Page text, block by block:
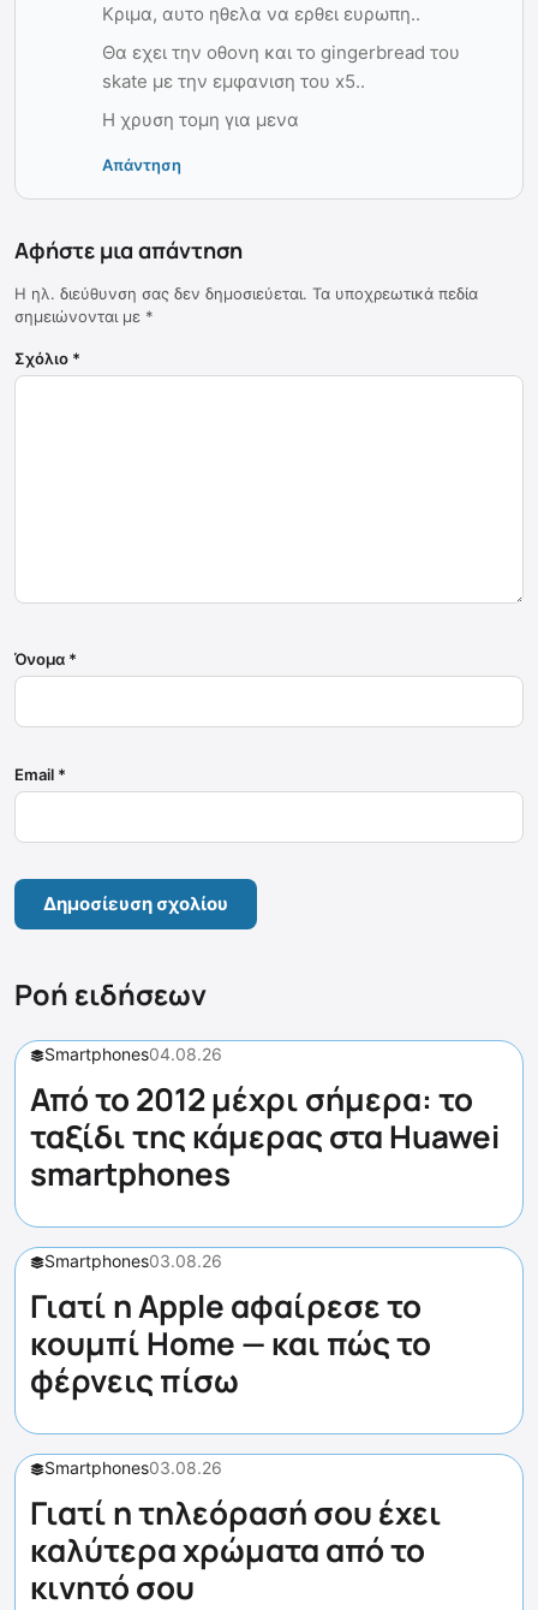
Κριμα, αυτο ηθελα να ερθει ευρωπη..
Θα εχει την οθονη και το gingerbread του
skate με την εμφανιση του x5..
Η χρυση τομη για μενα
Απάντηση
Αφήστε μια απάντηση
Η ηλ. διεύθυνση σας δεν δημοσιεύεται. Τα υποχρεωτικά πεδία
σημειώνονται με *
Σχόλιο *
Όνομα *
Email *
Ροή ειδήσεων
Smartphones04.08.26
Από το 2012 μέχρι σήμερα: το
ταξίδι της κάμερας στα Huawei
smartphones
Smartphones03.08.26
Γιατί η Apple αφαίρεσε το
κουμπί Home — και πώς το
φέρνεις πίσω
Smartphones03.08.26
Γιατί η τηλεόρασή σου έχει
καλύτερα χρώματα από το
κινητό σου